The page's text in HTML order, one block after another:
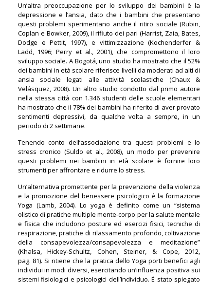
Un’altra preoccupazione per lo sviluppo dei bambini è la
depressione e l’ansia, dato che i bambini che presentano
questi problemi sperimentano anche il ritiro sociale (Rubin,
Coplan e Bowker, 2009), il rifiuto dei pari (Harrist, Zaia, Bates,
Dodge e Pettit, 1997), e vittimizzazione (Kochenderfer &
Ladd, 1996; Perry et al., 2001), che compromettono il loro
sviluppo sociale. A Bogotá, uno studio ha mostrato che il 52%
dei bambini in età scolare riferisce livelli da moderati ad alti di
ansia sociale legati alle attività scolastiche (Chaux &
Velásquez, 2008). Un altro studio condotto dal primo autore
nella stessa città con 1.346 studenti delle scuole elementari
ha mostrato che il 78% dei bambini ha riferito di aver provato
sentimenti depressivi, da qualche volta a sempre, in un
periodo di 2 settimane.
Tenendo conto dell’associazione tra questi problemi e lo
stress cronico (Suldo et al., 2008), un modo per prevenire
questi problemi nei bambini in età scolare è fornire loro
strumenti per affrontare e ridurre lo stress.
Un’alternativa promettente per la prevenzione della violenza
e la promozione del benessere psicologico è la formazione
Yoga (Lamb, 2004). Lo yoga è definito come un “sistema
olistico di pratiche multiple mente-corpo per la salute mentale
e fisica che includono posture ed esercizi fisici, tecniche di
respirazione, pratiche di rilassamento profondo, coltivazione
della consapevolezza/consapevolezza e meditazione”
(Khalsa, Hickey-Schultz, Cohen, Steiner, & Cope, 2012,
pag. 81). Si ritiene che la pratica dello Yoga porti benefici agli
individui in modi diversi, esercitando un’influenza positiva sui
sistemi fisiologici e psicologici dell’individuo. È stato spiegato